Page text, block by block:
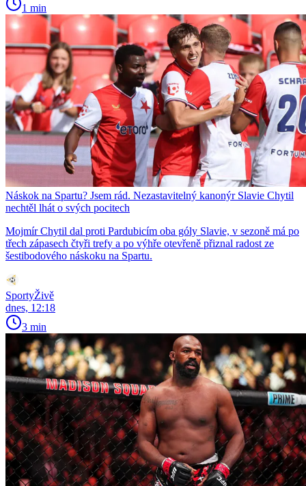
1 min
Náskok na Spartu? Jsem rád. Nezastavitelný kanonýr Slavie Chytil
nechtěl lhát o svých pocitech
Mojmír Chytil dal proti Pardubicím oba góly Slavie, v sezoně má po
třech zápasech čtyři trefy a po výhře otevřeně přiznal radost ze
šestibodového náskoku na Spartu.
SportyŽivě
dnes, 12:18
3 min